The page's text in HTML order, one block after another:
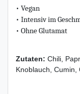
• Vegan
• Intensiv im
• Ohne Glutamat
Zutaten: Chili,
Knoblauch, Cumin,